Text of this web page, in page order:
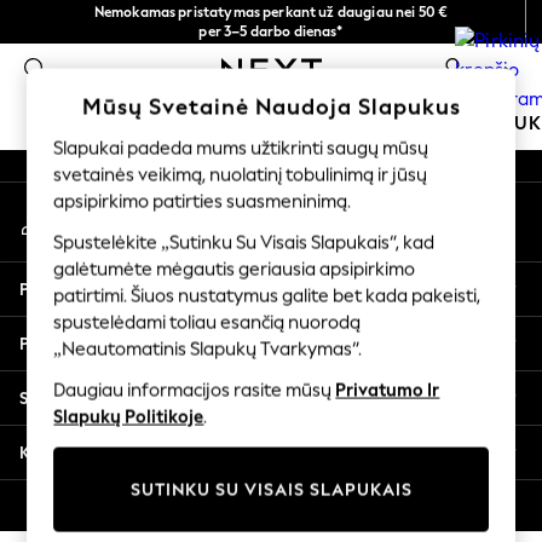
Nemokamas pristatymas perkant už daugiau nei 50 €
per 3–5 darbo dienas*
Dabar galite apsipirkti lietuvių kalba!
0
MOKYKLINĖ APRANGA MERGAITĖMS
SCHOOLWEAR
All Boys Schoolwear
Shoes
Trousers
Shorts
Shirts
Polo Shirts
Sweatshirts & Jumpers
Coats & Jackets
Underwear
Multipacks
All Boys Sport & Swimwear
An error occurred on client
Mūsų socialiniai tinklai
Mano paskyra
Prisijunkite prie savo paskyros
Pagalba
Privatumas ir teisinė informacija
Skyriai
Kitos paslaugos
Mūsų Svetainė Naudoja Slapukus
Slapukai padeda mums užtikrinti saugų mūsų
svetainės veikimą, nuolatinį tobulinimą ir jūsų
apsipirkimo patirties suasmeninimą.
Spustelėkite „Sutinku Su Visais Slapukais“, kad
galėtumėte mėgautis geriausia apsipirkimo
patirtimi. Šiuos nustatymus galite bet kada pakeisti,
spustelėdami toliau esančią nuorodą
„Neautomatinis Slapukų Tvarkymas“.
Daugiau informacijos rasite mūsų Privatumo Ir
Slapukų Politikoje.
SUTINKU SU VISAIS SLAPUKAIS